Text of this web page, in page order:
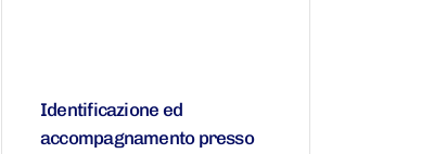
Identificazione ed
accompagnamento presso